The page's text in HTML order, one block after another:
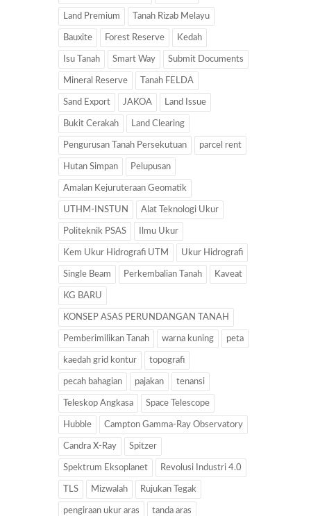
Land Premium Tanah Rizab Melayu
Bauxite Forest Reserve Kedah
Isu Tanah Smart Way Submit Documents
Mineral Reserve Tanah FELDA
Sand Export JAKOA Land Issue
Bukit Cerakah Land Clearing
Pengurusan Tanah Persekutuan parcel rent
Hutan Simpan Pelupusan
Amalan Kejuruteraan Geomatik
UTHM-INSTUN Alat Teknologi Ukur
Politeknik PSAS Ilmu Ukur
Kem Ukur Hidrografi UTM Ukur Hidrografi
Single Beam Perkembalian Tanah Kaveat
KG BARU
KONSEP ASAS PERUNDANGAN TANAH
Pemberimilikan Tanah warna kuning peta
kaedah grid kontur topografi
pecah bahagian pajakan tenansi
Teleskop Angkasa Space Telescope
Hubble Campton Gamma-Ray Observatory
Candra X-Ray Spitzer
Spektrum Eksoplanet Revolusi Industri 4.0
TLS Mizwalah Rujukan Tegak
pengiraan ukur aras tanda aras